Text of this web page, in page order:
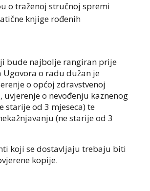
o traženoj stručnoj spremi
knjige rođenih
bude najbolje rangiran prije
o radu dužan je
o općoj zdravstvenoj
uvjerenje o nevođenju kaznenog
starije od 3 mjeseca) te
(ne starije od 3
koji se dostavljaju trebaju biti
kopije.